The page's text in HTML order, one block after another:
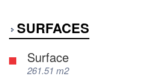
SURFACES
Surface
261.51 m2